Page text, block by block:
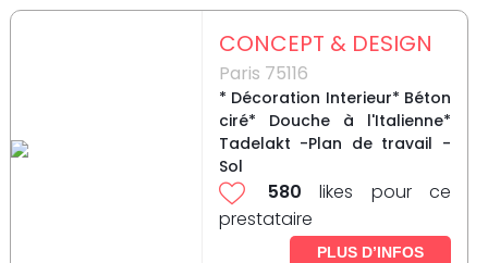
CONCEPT & DESIGN
Paris 75116
* Décoration Interieur* Béton
ciré* Douche à l'Italienne*
Tadelakt -Plan de travail -
Sol
580 likes pour ce
prestataire
PLUS D’INFOS